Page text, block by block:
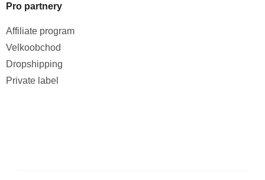
Pro partnery
Affiliate program
Velkoobchod
Dropshipping
Private label